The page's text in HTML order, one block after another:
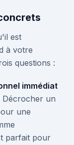
est
à votre
questions :
immédiat
Décrocher un
une
parfait pour